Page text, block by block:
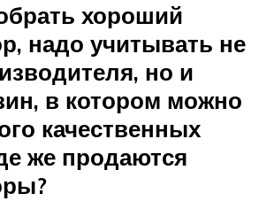
хороший
надо учитывать не
но и
в котором можно
качественных
же продаются